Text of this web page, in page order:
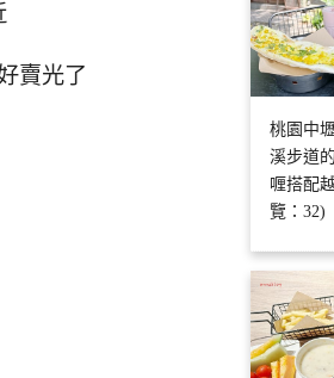
賣光了
桃園中
溪步道
喱搭配
覽：32)